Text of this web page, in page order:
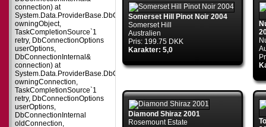
connection) at
owningObject,
TaskCompletionSource`1
retry, DbConnectionOptions
userOptions,
DbConnectionInternal&
connection) at
owningConnection,
TaskCompletionSource`1
retry, DbConnectionOptions
userOptions,
DbConnectionInternal
oldConnection,
Somerset Hill Pinot Noir 2004
Somerset Hill
Australien
Pris: 199.75 DKK
Karakter: 5,0
Diamond Shiraz 2001
Rosemount Estate